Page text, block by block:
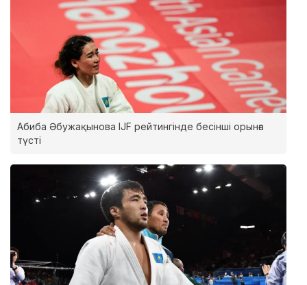
Абиба Әбужақынова IJF рейтингінде бесінші орынға
түсті